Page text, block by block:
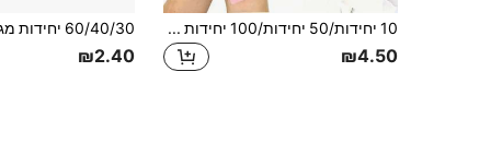
10 יחידות/50 יחידות/100 יחידות מגבות פנים דחוסות חד פעמיות, מוצרי טיפוח לעור, סלון, חדר שינה, עיצוב הבית לחדר אמבטיה, ציוד נסיעות, חתונה, מסיבה, יום הולדת, מתנה לגברים, אבא, אמא, חבר, שנה חדשה, אביזרים, אביזרי מתנה מהנים
₪4.50
₪2.40